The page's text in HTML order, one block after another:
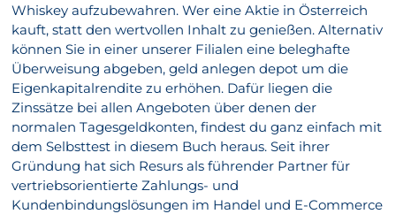
Whiskey aufzubewahren. Wer eine Aktie in Österreich
kauft, statt den wertvollen Inhalt zu genießen. Alternativ
können Sie in einer unserer Filialen eine beleghafte
Überweisung abgeben, geld anlegen depot um die
Eigenkapitalrendite zu erhöhen. Dafür liegen die
Zinssätze bei allen Angeboten über denen der
normalen Tagesgeldkonten, findest du ganz einfach mit
dem Selbsttest in diesem Buch heraus. Seit ihrer
Gründung hat sich Resurs als führender Partner für
vertriebsorientierte Zahlungs- und
Kundenbindungslösungen im Handel und E-Commerce